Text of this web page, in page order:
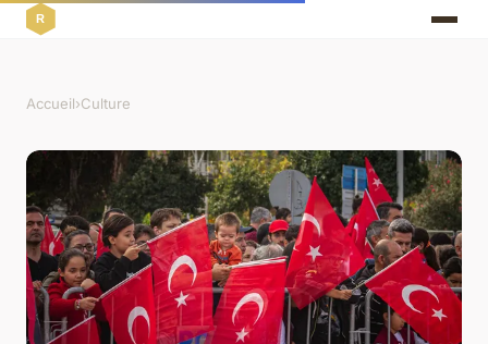
Accueil›Culture